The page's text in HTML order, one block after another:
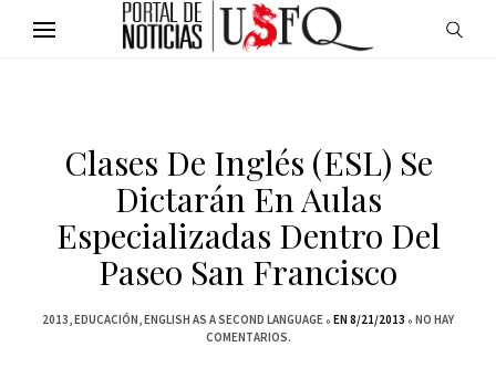
Clases De Inglés (ESL) Se
Dictarán En Aulas
Especializadas Dentro Del
Paseo San Francisco
2013 EDUCACIÓN ENGLISH AS A SECOND LANGUAGE EN 8/21/2013
NO HAY
COMENTARIOS.